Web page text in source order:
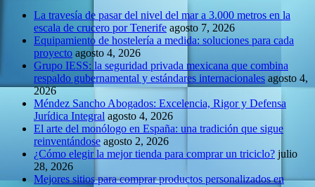
La travesía de pasar del nivel del mar a 3.000 metros en la
escala de crucero por Tenerife agosto 7, 2026
Equipamiento de hostelería a medida: soluciones para cada
proyecto agosto 4, 2026
Grupo IESS: la seguridad privada mexicana que combina
respaldo gubernamental y estándares internacionales agosto 4,
2026
Méndez Sancho Abogados: Excelencia, Rigor y Defensa
Jurídica Integral agosto 4, 2026
El arte del monólogo en España: una tradición que sigue
reinventándose agosto 2, 2026
¿Cómo elegir la mejor tienda para comprar un triciclo? julio
28, 2026
Mejores sitios para comprar productos personalizados en